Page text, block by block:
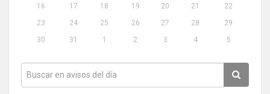
16
17 18 19 20 21
22
23
24 25 26 27 28
29
30
31 1 2 3 4 5